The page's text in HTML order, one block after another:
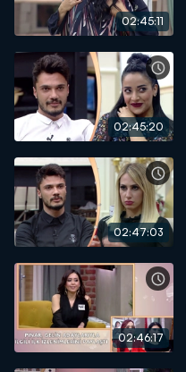
02:45:11
02:45:20
02:47:03
02:46:17